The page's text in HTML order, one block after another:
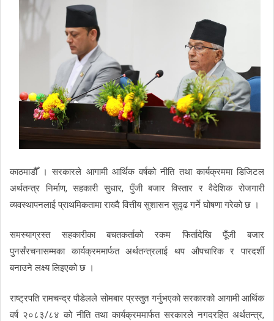
काठमाडौँ । सरकारले आगामी आर्थिक वर्षको नीति तथा कार्यक्रममा डिजिटल
अर्थतन्त्र निर्माण, सहकारी सुधार, पुँजी बजार विस्तार र वैदेशिक रोजगारी
व्यवस्थापनलाई प्राथमिकतामा राख्दै वित्तीय सुशासन सुदृढ गर्ने घोषणा गरेको छ ।
समस्याग्रस्त सहकारीका बचतकर्ताको रकम फिर्तादेखि पूँजी बजार
पुनर्संरचनासम्मका कार्यक्रममार्फत अर्थतन्त्रलाई थप औपचारिक र पारदर्शी
बनाउने लक्ष्य लिइएको छ ।
राष्ट्रपति रामचन्द्र पौडेलले सोमबार प्रस्तुत गर्नुभएको सरकारको आगामी आर्थिक
वर्ष २०८३/८४ को नीति तथा कार्यक्रममार्फत सरकारले नगदरहित अर्थतन्त्र,